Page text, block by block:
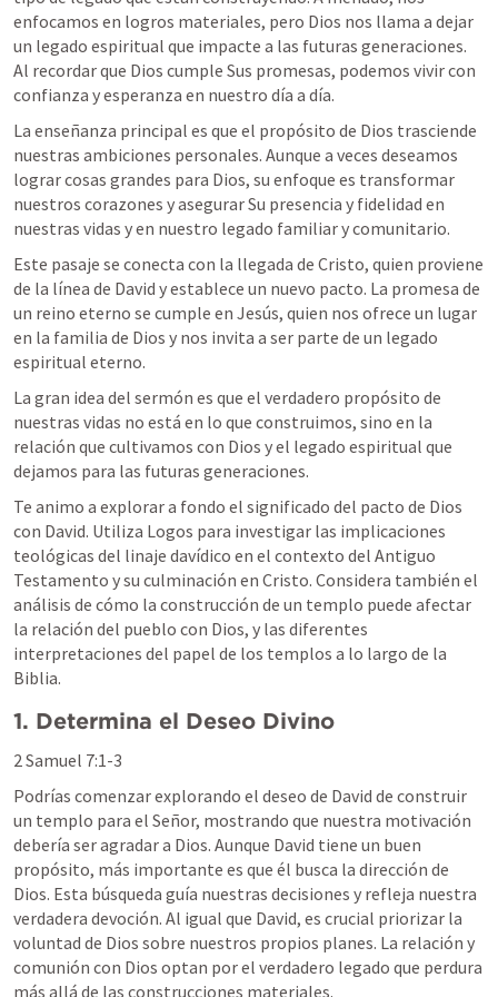
enfocamos en logros materiales, pero Dios nos llama a dejar
un legado espiritual que impacte a las futuras generaciones.
Al recordar que Dios cumple Sus promesas, podemos vivir con
confianza y esperanza en nuestro día a día.
La enseñanza principal es que el propósito de Dios trasciende
nuestras ambiciones personales. Aunque a veces deseamos
lograr cosas grandes para Dios, su enfoque es transformar
nuestros corazones y asegurar Su presencia y fidelidad en
nuestras vidas y en nuestro legado familiar y comunitario.
Este pasaje se conecta con la llegada de Cristo, quien proviene
de la línea de David y establece un nuevo pacto. La promesa de
un reino eterno se cumple en Jesús, quien nos ofrece un lugar
en la familia de Dios y nos invita a ser parte de un legado
espiritual eterno.
La gran idea del sermón es que el verdadero propósito de
nuestras vidas no está en lo que construimos, sino en la
relación que cultivamos con Dios y el legado espiritual que
dejamos para las futuras generaciones.
Te animo a explorar a fondo el significado del pacto de Dios
con David. Utiliza Logos para investigar las implicaciones
teológicas del linaje davídico en el contexto del Antiguo
Testamento y su culminación en Cristo. Considera también el
análisis de cómo la construcción de un templo puede afectar
la relación del pueblo con Dios, y las diferentes
interpretaciones del papel de los templos a lo largo de la
Biblia.
1. Determina el Deseo Divino
2 Samuel 7:1-3
Podrías comenzar explorando el deseo de David de construir
un templo para el Señor, mostrando que nuestra motivación
debería ser agradar a Dios. Aunque David tiene un buen
propósito, más importante es que él busca la dirección de
Dios. Esta búsqueda guía nuestras decisiones y refleja nuestra
verdadera devoción. Al igual que David, es crucial priorizar la
voluntad de Dios sobre nuestros propios planes. La relación y
comunión con Dios optan por el verdadero legado que perdura
más allá de las construcciones materiales.